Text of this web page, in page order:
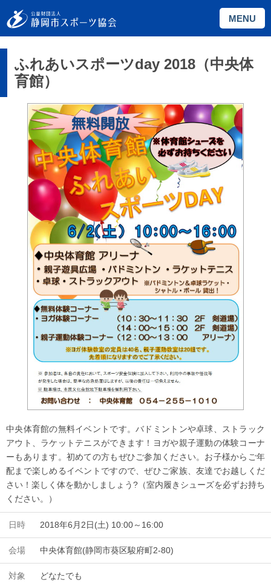
MENU
ふれあいスポーツday 2018（中央体
育館）
中央体育館の無料イベントです。バドミントンや卓球、ストラック
アウト、ラケットテニスができます！ヨガや親子運動の体験コーナ
ーもあります。初めての方もぜひご参加ください。お子様からご年
配まで楽しめるイベントですので、ぜひご家族、友達でお越しくだ
さい！楽しく体を動かしましょう?（室内履きシューズを必ずお持ち
ください。）
日時 2018年6月2日(土) 10:00～16:00
会場 中央体育館(静岡市葵区駿府町2-80)
対象 どなたでも